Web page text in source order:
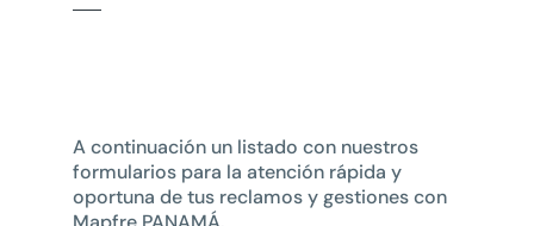
A continuación un listado con nuestros
formularios para la atención rápida y
oportuna de tus reclamos y gestiones con